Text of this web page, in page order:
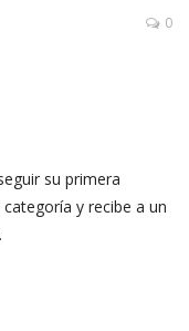
0
su primera
y recibe a un